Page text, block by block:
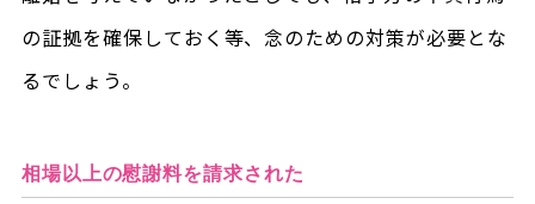
の証拠を確保しておく等、念のための対策が必要とな
るでしょう。
相場以上の慰謝料を請求された